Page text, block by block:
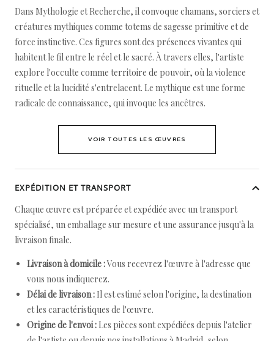
Dans Mythologie et Recherche, il convoque chamans, sorciers et
créatures mythiques comme totems de sagesse primitive et de
force instinctive. Ces figures sont des présences vivantes qui
habitent le fil entre le réel et le sacré. À travers elles, l'artiste
explore l'occulte comme territoire de pouvoir, où la violence
rituelle et la lucidité s'entrelacent. Le mythique est une forme
radicale de connaissance, qui invoque les ancêtres.
VOIR TOUTES LES ŒUVRES
EXPÉDITION ET TRANSPORT
Chaque œuvre est préparée et expédiée avec un transport
spécialisé, un emballage sur mesure et une assurance jusqu'à la
livraison finale.
Livraison à domicile :Vous recevrez l'œuvre à l'adresse que
vous nous indiquerez.
Délai de livraison : Il est estimé selon l'origine, la destination
et les caractéristiques de l'œuvre.
Origine de l'envoi : Les pièces sont expédiées depuis l'atelier